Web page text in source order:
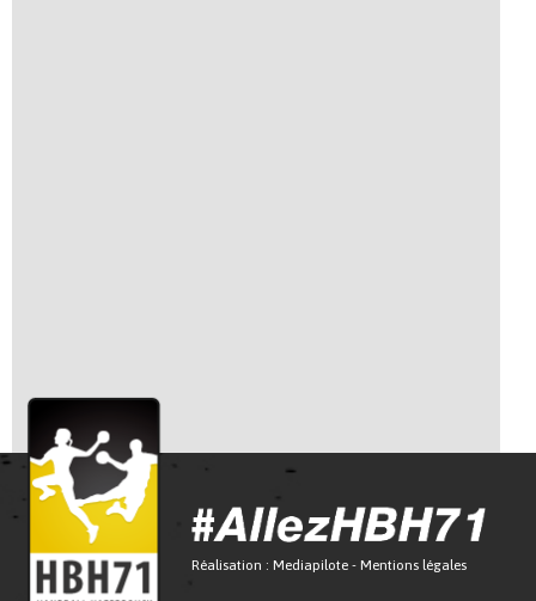
Réalisation : Mediapilote - Mentions légales